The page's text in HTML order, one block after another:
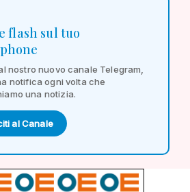
flash sul tuo
nostro nuovo canale Telegram,
notifica ogni volta che
una notizia.
al Canale